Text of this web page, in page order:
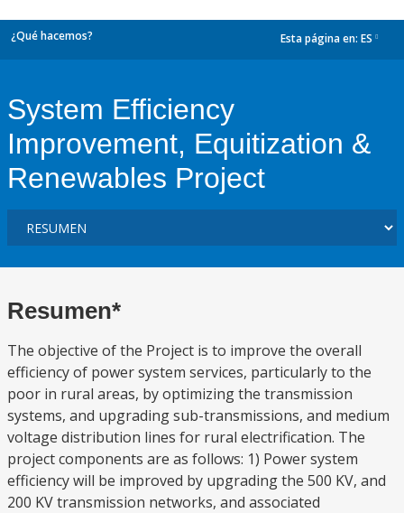
¿Qué hacemos? Esta página en: ES
System Efficiency
Improvement, Equitization &
Renewables Project
Resumen*
The objective of the Project is to improve the overall
efficiency of power system services, particularly to the
poor in rural areas, by optimizing the transmission
systems, and upgrading sub-transmissions, and medium
voltage distribution lines for rural electrification. The
project components are as follows: 1) Power system
efficiency will be improved by upgrading the 500 KV, and
200 KV transmission networks, and associated